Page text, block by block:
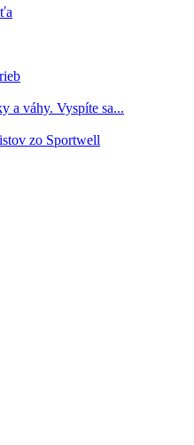
a váhy. Vyspíte sa...
zo Sportwell